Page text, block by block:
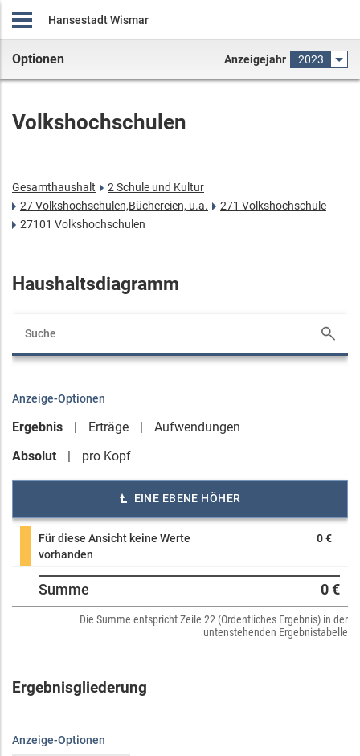
Hansestadt Wismar
Optionen Anzeigejahr 2023
Volkshochschulen
Gesamthaushalt
2 Schule und Kultur
27 Volkshochschulen,Büchereien, u.a.
271 Volkshochschule
27101 Volkshochschulen
Haushaltsdiagramm
Anzeige-Optionen
Ergebnis Erträge
Aufwendungen
Absolut
pro Kopf
EINE EBENE HÖHER
Für diese Ansicht keine Werte
vorhanden
0 €
Summe 0 €
Die Summe entspricht Zeile 22 (Ordentliches Ergebnis) in der
untenstehenden Ergebnistabelle
Ergebnisgliederung
Anzeige-Optionen